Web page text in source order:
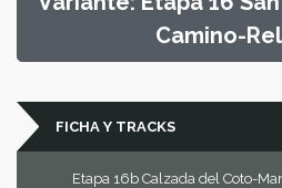
Camino-
FICHA Y TRACKS
Etapa 16b Calzada del Coto-